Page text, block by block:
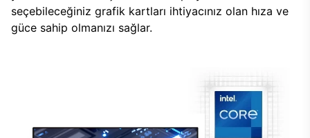
seçebileceğiniz grafik kartları ihtiyacınız olan hıza ve
güce sahip olmanızı sağlar.